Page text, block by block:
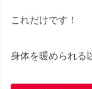
これだけです！
身体を暖められる